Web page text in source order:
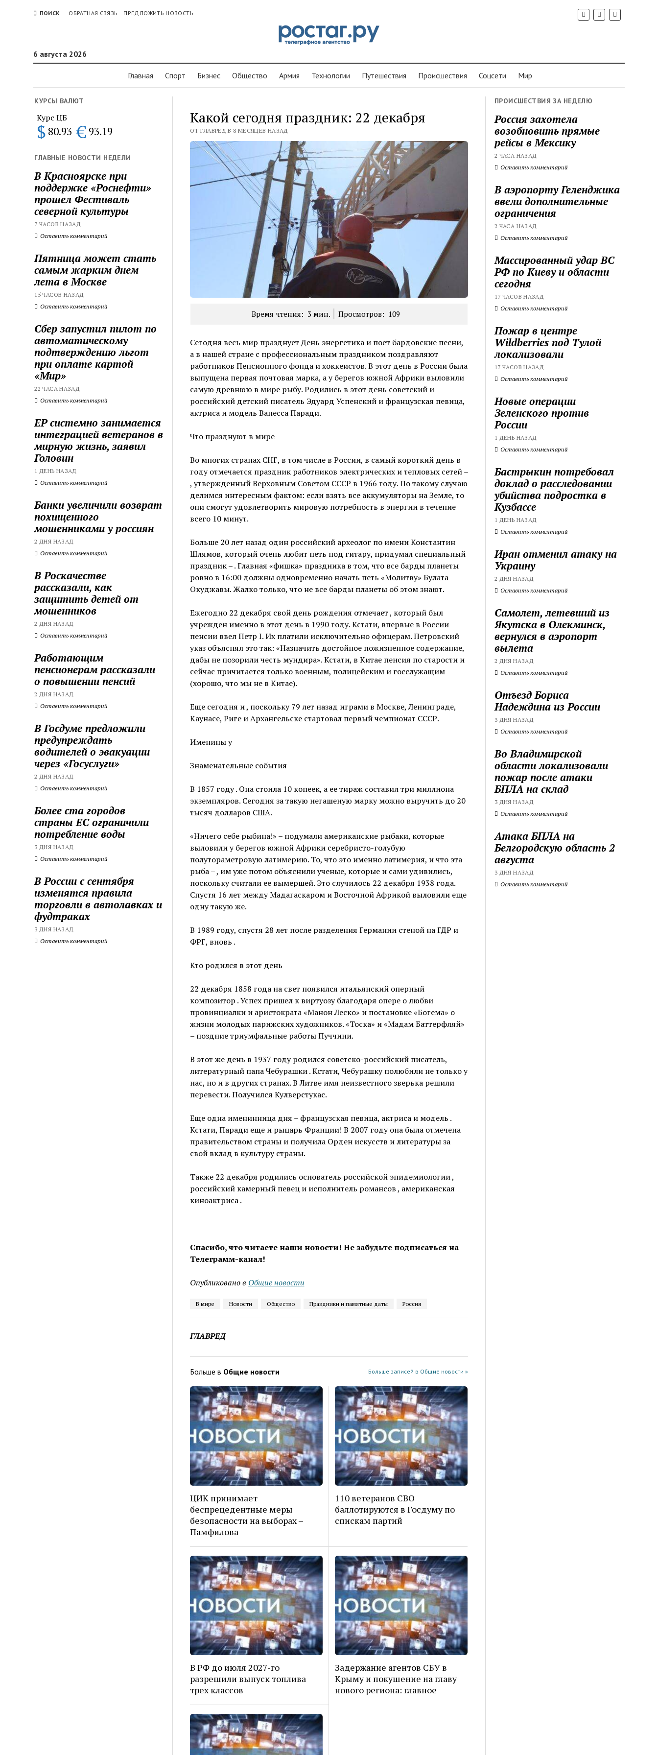
ПОИСК ОБРАТНАЯ СВЯЗЬ ПРЕДЛОЖИТЬ НОВОСТЬ
6 августа 2026
Главная Спорт Бизнес Общество Армия Технологии Путешествия Проиcшествия Соцсети Мир
КУРСЫ ВАЛЮТ
Курс ЦБ
$ 80.93 € 93.19
ГЛАВНЫЕ НОВОСТИ НЕДЕЛИ
В Красноярске при
поддержке «Роснефти»
прошел Фестиваль
северной культуры
7 ЧАСОВ НАЗАД
Оставить комментарий
Пятница может стать
самым жарким днем
лета в Москве
15 ЧАСОВ НАЗАД
Оставить комментарий
Сбер запустил пилот по
автоматическому
подтверждению льгот
при оплате картой
«Мир»
22 ЧАСА НАЗАД
Оставить комментарий
ЕР системно занимается
интеграцией ветеранов в
мирную жизнь, заявил
Головин
1 ДЕНЬ НАЗАД
Оставить комментарий
Банки увеличили возврат
похищенного
мошенниками у россиян
2 ДНЯ НАЗАД
Оставить комментарий
В Роскачестве
рассказали, как
защитить детей от
мошенников
2 ДНЯ НАЗАД
Оставить комментарий
Работающим
пенсионерам рассказали
о повышении пенсий
2 ДНЯ НАЗАД
Оставить комментарий
В Госдуме предложили
предупреждать
водителей о эвакуации
через «Госуслуги»
2 ДНЯ НАЗАД
Оставить комментарий
Более ста городов
страны ЕС ограничили
потребление воды
3 ДНЯ НАЗАД
Оставить комментарий
В России с сентября
изменятся правила
торговли в автолавках и
фудтраках
3 ДНЯ НАЗАД
Оставить комментарий
Какой сегодня праздник: 22 декабря
ОТ ГЛАВРЕД В 8 МЕСЯЦЕВ НАЗАД
Время чтения: 3 мин. Просмотров: 109
Сегодня весь мир празднует День энергетика и поет бардовские песни,
а в нашей стране с профессиональным праздником поздравляют
работников Пенсионного фонда и хоккеистов. В этот день в России была
выпущена первая почтовая марка, а у берегов южной Африки выловили
самую древнюю в мире рыбу. Родились в этот день советский и
российский детский писатель Эдуард Успенский и французская певица,
актриса и модель Ванесса Паради.
Что празднуют в мире
Во многих странах СНГ, в том числе в России, в самый короткий день в
году отмечается праздник работников электрических и тепловых сетей –
, утвержденный Верховным Советом СССР в 1966 году. По такому случаю
делимся интересным фактом: если взять все аккумуляторы на Земле, то
они смогут удовлетворить мировую потребность в энергии в течение
всего 10 минут.
Больше 20 лет назад один российский археолог по имени Константин
Шлямов, который очень любит петь под гитару, придумал специальный
праздник – . Главная «фишка» праздника в том, что все барды планеты
ровно в 16:00 должны одновременно начать петь «Молитву» Булата
Окуджавы. Жалко только, что не все барды планеты об этом знают.
Ежегодно 22 декабря свой день рождения отмечает , который был
учрежден именно в этот день в 1990 году. Кстати, впервые в России
пенсии ввел Петр I. Их платили исключительно офицерам. Петровский
указ объяснял это так: «Назначить достойное пожизненное содержание,
дабы не позорили честь мундира». Кстати, в Китае пенсия по старости и
сейчас причитается только военным, полицейским и госслужащим
(хорошо, что мы не в Китае).
Еще сегодня и , поскольку 79 лет назад играми в Москве, Ленинграде,
Каунасе, Риге и Архангельске стартовал первый чемпионат СССР.
Именины у
Знаменательные события
В 1857 году . Она стоила 10 копеек, а ее тираж составил три миллиона
экземпляров. Сегодня за такую негашеную марку можно выручить до 20
тысяч долларов США.
«Ничего себе рыбина!» – подумали американские рыбаки, которые
выловили у берегов южной Африки серебристо-голубую
полутораметровую латимерию. То, что это именно латимерия, и что эта
рыба – , им уже потом объяснили ученые, которые и сами удивились,
поскольку считали ее вымершей. Это случилось 22 декабря 1938 года.
Спустя 16 лет между Мадагаскаром и Восточной Африкой выловили еще
одну такую же.
В 1989 году, спустя 28 лет после разделения Германии стеной на ГДР и
ФРГ, вновь .
Кто родился в этот день
22 декабря 1858 года на свет появился итальянский оперный
композитор . Успех пришел к виртуозу благодаря опере о любви
провинциалки и аристократа «Манон Леско» и постановке «Богема» о
жизни молодых парижских художников. «Тоска» и «Мадам Баттерфляй»
– поздние триумфальные работы Пуччини.
В этот же день в 1937 году родился советско-российский писатель,
литературный папа Чебурашки . Кстати, Чебурашку полюбили не только у
нас, но и в других странах. В Литве имя неизвестного зверька решили
перевести. Получился Кулверстукас.
Еще одна именинница дня – французская певица, актриса и модель .
Кстати, Паради еще и рыцарь Франции! В 2007 году она была отмечена
правительством страны и получила Орден искусств и литературы за
свой вклад в культуру страны.
Также 22 декабря родились основатель российской эпидемиологии ,
российский камерный певец и исполнитель романсов , американская
киноактриса .
Спасибо, что читаете наши новости! Не забудьте подписаться на
Телеграмм-канал!
Опубликовано в Общие новости
В мире Новости Общество Праздники и памятные даты Россия
ГЛАВРЕД
Больше в Общие новости Больше записей в Общие новости »
ЦИК принимает
беспрецедентные меры
безопасности на выборах –
Памфилова
110 ветеранов СВО
баллотируются в Госдуму по
спискам партий
В РФ до июля 2027-го
разрешили выпуск топлива
трех классов
Задержание агентов СБУ в
Крыму и покушение на главу
нового региона: главное
ПРОИСШЕСТВИЯ ЗА НЕДЕЛЮ
Россия захотела
возобновить прямые
рейсы в Мексику
2 ЧАСА НАЗАД
Оставить комментарий
В аэропорту Геленджика
ввели дополнительные
ограничения
2 ЧАСА НАЗАД
Оставить комментарий
Массированный удар ВС
РФ по Киеву и области
сегодня
17 ЧАСОВ НАЗАД
Оставить комментарий
Пожар в центре
Wildberries под Тулой
локализовали
17 ЧАСОВ НАЗАД
Оставить комментарий
Новые операции
Зеленского против
России
1 ДЕНЬ НАЗАД
Оставить комментарий
Бастрыкин потребовал
доклад о расследовании
убийства подростка в
Кузбассе
1 ДЕНЬ НАЗАД
Оставить комментарий
Иран отменил атаку на
Украину
2 ДНЯ НАЗАД
Оставить комментарий
Самолет, летевший из
Якутска в Олекминск,
вернулся в аэропорт
вылета
2 ДНЯ НАЗАД
Оставить комментарий
Отъезд Бориса
Надеждина из России
3 ДНЯ НАЗАД
Оставить комментарий
Во Владимирской
области локализовали
пожар после атаки
БПЛА на склад
3 ДНЯ НАЗАД
Оставить комментарий
Атака БПЛА на
Белгородскую область 2
августа
3 ДНЯ НАЗАД
Оставить комментарий